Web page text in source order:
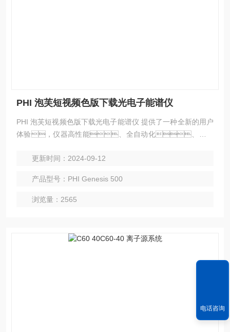
PHI 泡芙短视频色版下载光电子能谱仪
PHI 泡芙短视频色版下载光电子能谱仪 提供了一种全新的用户
体验，仪器高性能、全自动化、简单
的多功能测试参数，同时保留诸如进样照片导航和 SXI 二
更新时间：2024-09-12
产品型号：PHI Genesis 500
浏览量：2565
电话咨询